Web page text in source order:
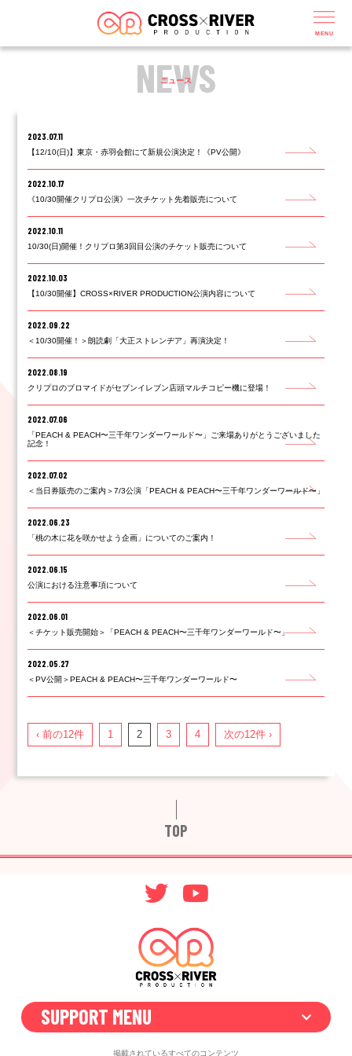
MENU
NEWS
ニュース
2023.07.11
【12/10(日)】東京・赤羽会館にて新規公演決定！《PV公開》
2022.10.17
《10/30開催クリプロ公演》一次チケット先着販売について
2022.10.11
10/30(日)開催！クリプロ第3回目公演のチケット販売について
2022.10.03
【10/30開催】CROSS×RIVER PRODUCTION公演内容について
2022.09.22
＜10/30開催！＞朗読劇「大正ストレンヂア」再演決定！
2022.08.19
クリプロのブロマイドがセブンイレブン店頭マルチコピー機に登場！
2022.07.06
「PEACH & PEACH〜三千年ワンダーワールド〜」ご来場ありがとうございました
記念！
2022.07.02
＜当日券販売のご案内＞7/3公演「PEACH & PEACH〜三千年ワンダーワールド〜」
2022.06.23
「桃の木に花を咲かせよう企画」についてのご案内！
2022.06.15
公演における注意事項について
2022.06.01
＜チケット販売開始＞「PEACH & PEACH〜三千年ワンダーワールド〜」
2022.05.27
＜PV公開＞PEACH & PEACH〜三千年ワンダーワールド〜
‹ 前の12件 1 2 3 4 次の12件 ›
TOP
SUPPORT MENU
掲載されているすべてのコンテンツ